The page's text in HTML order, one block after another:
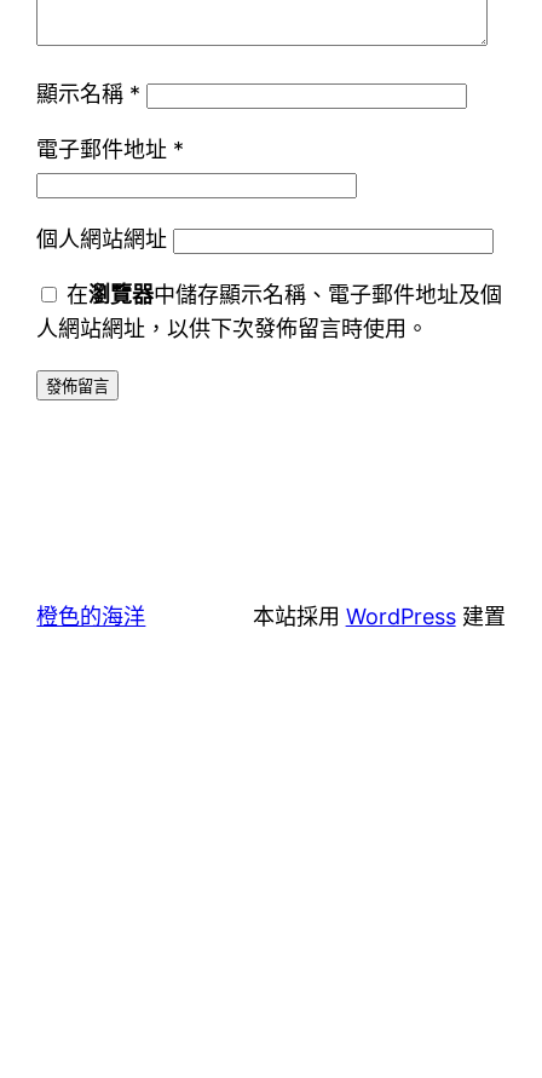
顯示名稱 *
電子郵件地址 *
個人網站網址
在瀏覽器中儲存顯示名稱、電子郵件地址及個
人網站網址，以供下次發佈留言時使用。
橙色的海洋 本站採用 WordPress建置